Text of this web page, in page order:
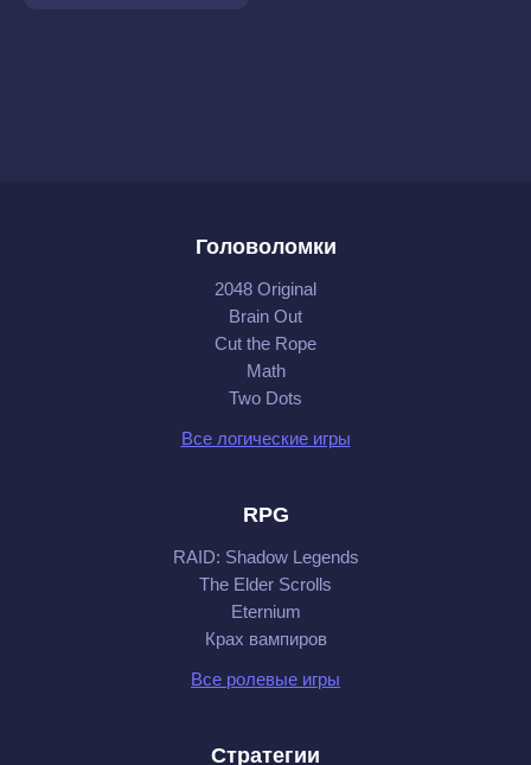
Головоломки
2048 Original
Brain Out
Cut the Rope
Math
Two Dots
Все логические игры
RPG
RAID: Shadow Legends
The Elder Scrolls
Eternium
Крах вампиров
Все ролевые игры
Стратегии